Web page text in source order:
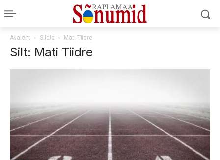
Avaleht Sildid Mati Tiidre
Silt: Mati Tiidre